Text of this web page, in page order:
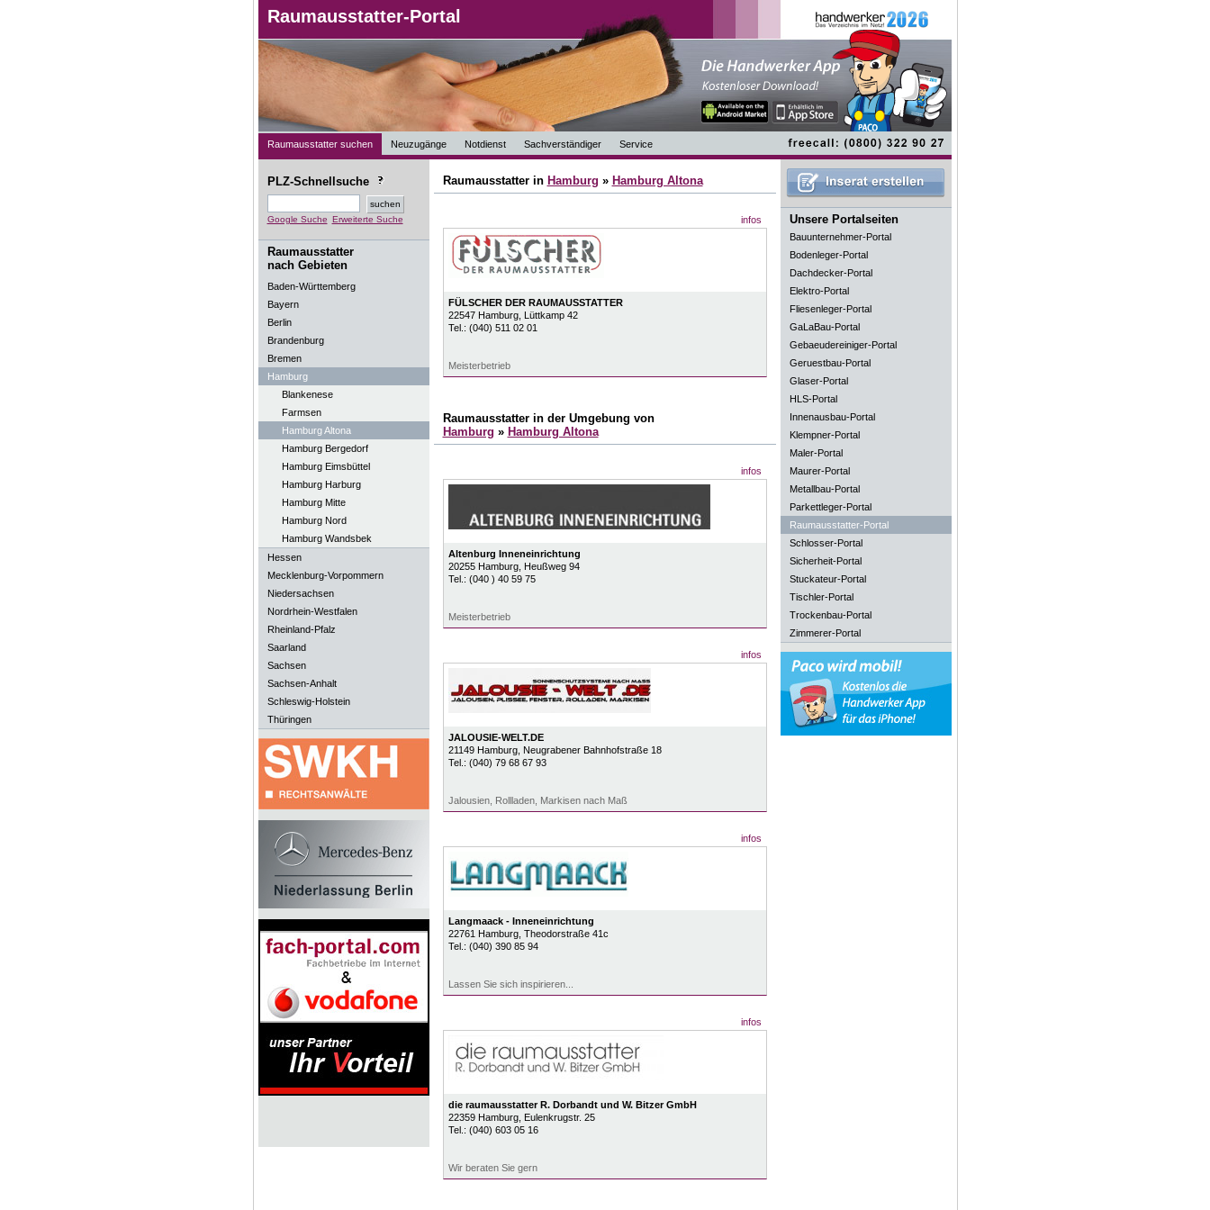
Raumausstatter-Portal
Raumausstatter suchen Neuzugänge Notdienst Sachverständiger Service
PLZ-Schnellsuche
Google Suche Erweiterte Suche
Raumausstatter
nach Gebieten
Baden-Württemberg
Bayern
Berlin
Brandenburg
Bremen
Hamburg
Blankenese
Farmsen
Hamburg Altona
Hamburg Bergedorf
Hamburg Eimsbüttel
Hamburg Harburg
Hamburg Mitte
Hamburg Nord
Hamburg Wandsbek
Hessen
Mecklenburg-Vorpommern
Niedersachsen
Nordrhein-Westfalen
Rheinland-Pfalz
Saarland
Sachsen
Sachsen-Anhalt
Schleswig-Holstein
Thüringen
Raumausstatter in Hamburg » Hamburg Altona
infos
FÜLSCHER DER RAUMAUSSTATTER
22547 Hamburg, Lüttkamp 42
Tel.: (040) 511 02 01
Meisterbetrieb
Raumausstatter in der Umgebung von
Hamburg » Hamburg Altona
infos
Altenburg Inneneinrichtung
20255 Hamburg, Heußweg 94
Tel.: (040 ) 40 59 75
Meisterbetrieb
infos
JALOUSIE-WELT.DE
21149 Hamburg, Neugrabener Bahnhofstraße 18
Tel.: (040) 79 68 67 93
Jalousien, Rollladen, Markisen nach Maß
infos
Langmaack - Inneneinrichtung
22761 Hamburg, Theodorstraße 41c
Tel.: (040) 390 85 94
Lassen Sie sich inspirieren...
infos
die raumausstatter R. Dorbandt und W. Bitzer GmbH
22359 Hamburg, Eulenkrugstr. 25
Tel.: (040) 603 05 16
Wir beraten Sie gern
Unsere Portalseiten
Bauunternehmer-Portal
Bodenleger-Portal
Dachdecker-Portal
Elektro-Portal
Fliesenleger-Portal
GaLaBau-Portal
Gebaeudereiniger-Portal
Geruestbau-Portal
Glaser-Portal
HLS-Portal
Innenausbau-Portal
Klempner-Portal
Maler-Portal
Maurer-Portal
Metallbau-Portal
Parkettleger-Portal
Raumausstatter-Portal
Schlosser-Portal
Sicherheit-Portal
Stuckateur-Portal
Tischler-Portal
Trockenbau-Portal
Zimmerer-Portal